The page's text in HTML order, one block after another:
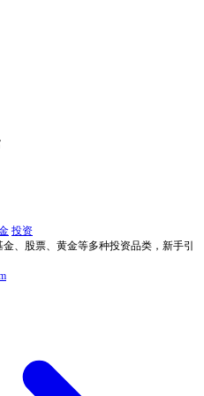
投资
、股票、黄金等多种投资品类，新手引